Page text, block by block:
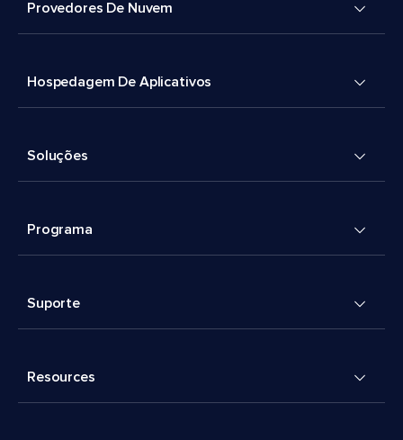
Provedores De Nuvem
Hospedagem De Aplicativos
Soluções
Programa
Suporte
Resources